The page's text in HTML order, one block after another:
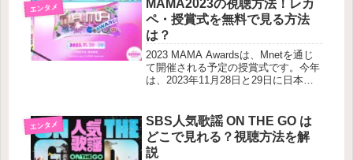
ジュール...
エンタメ
MAMA2023の視聴方法！レカ
ペ・授賞式を無料で見る方法
は？
2023 MAMA Awardsは、Mnetを通じ
て開催される予定の授賞式です。今年
は、2023年11月28日と29日に日本の
説！無料で見る方法も紹介しています
ので、M...
エンタメ
SBS人気歌謡 ON THE GO は
どこで見れる？視聴方法を解
説